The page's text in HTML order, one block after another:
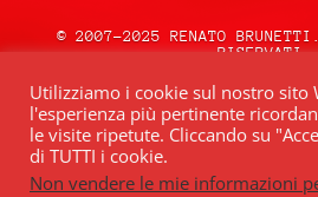
© 2007-2025 RENATO
RISERVATI.
natale.oceweb.it è
Network| POWERED BY
POLICY
Quest’opera è
Utilizziamo i cookie sul nostro sito
l'esperienza più pertinente
le visite ripetute. Cliccando su
di TUTTI i cookie.
Non vendere le mie informazioni